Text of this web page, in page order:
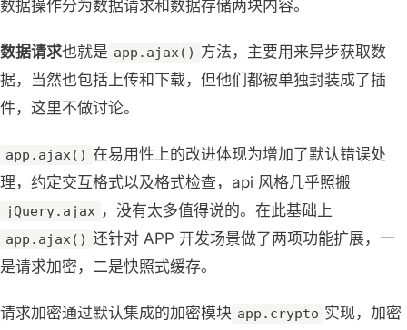
数据操作分为数据请求和数据存储两块内容。
数据请求也就是 app.ajax() 方法，主要用来异步获取数
据，当然也包括上传和下载，但他们都被单独封装成了插
件，这里不做讨论。
app.ajax() 在易用性上的改进体现为增加了默认错误处
理，约定交互格式以及格式检查，api 风格几乎照搬
jQuery.ajax ，没有太多值得说的。在此基础上
app.ajax() 还针对 APP 开发场景做了两项功能扩展，一
是请求加密，二是快照式缓存。
请求加密通过默认集成的加密模块 app.crypto 实现，加密